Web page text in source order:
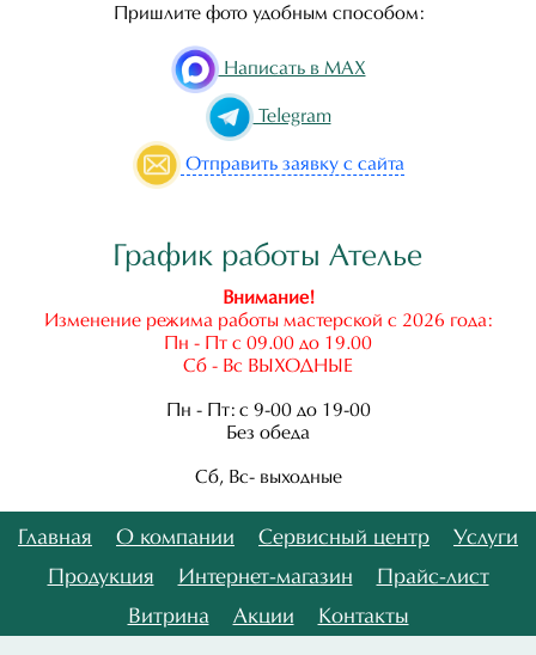
Пришлите фото удобным способом:
Написать в MAX
Telegram
Отправить заявку с сайта
График работы Ателье
Внимание!
Изменение режима работы мастерской с 2026 года:
Пн - Пт с 09.00 до 19.00
Сб - Вс ВЫХОДНЫЕ
Пн - Пт: с 9-00 до 19-00
Без обеда
Сб, Вс- выходные
Главная О компании Сервисный центр
Услуги
Продукция
Интернет-магазин
Прайс-лист
Витрина
Акции Контакты